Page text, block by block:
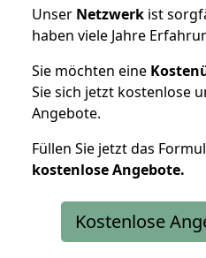
Unser Netzwerk ist
haben viele Jahre
Sie möchten eine
Sie sich jetzt kostenlose
Angebote.
Füllen Sie jetzt das
kostenloseAngebote.
Kostenlose